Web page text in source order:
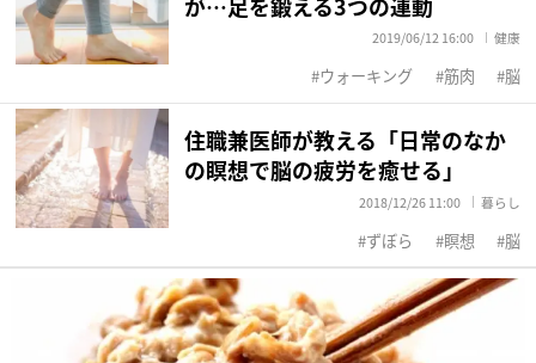
2019/06/12 16:00 健康
ウォーキング 筋肉 脳
住職兼医師が教える「日常のなか
の瞑想で脳の疲労を癒せる」
2018/12/26 11:00 暮らし
ずぼら 瞑想 脳